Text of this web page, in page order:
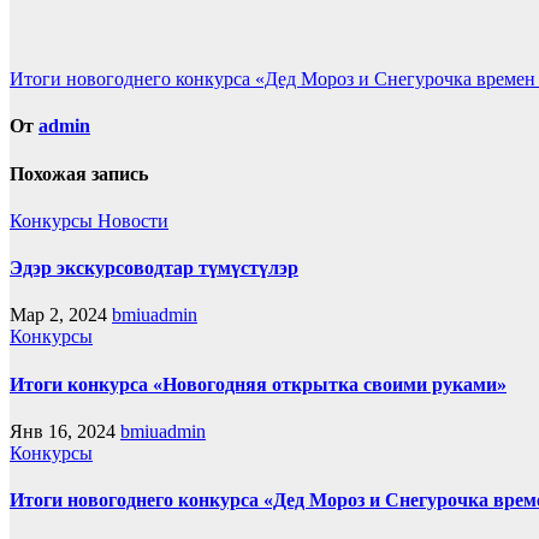
Навигация
по
Итоги новогоднего конкурса «Дед Мороз и Снегурочка
От admin
Похожая запись
Конкурсы Новости
Эдэр экскурсоводтар түмүстүлэр
Мар 2, 2024 bmiuadmin
Конкурсы
Итоги конкурса «Новогодняя открытка своими руками»
Янв 16, 2024 bmiuadmin
Конкурсы
Итоги новогоднего конкурса «Дед Мороз и Снегурочка